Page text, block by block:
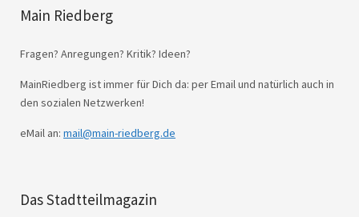
Main Riedberg
Fragen? Anregungen? Kritik? Ideen?
MainRiedberg ist immer für Dich da: per Email und natürlich auch in
den sozialen Netzwerken!
eMail an: mail@main-riedberg.de
Das Stadtteilmagazin